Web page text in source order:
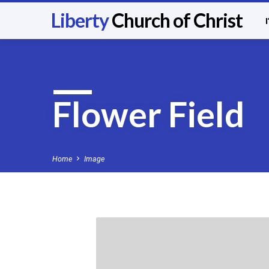
LibertyChurch of Christ
Flower Field
Home Image